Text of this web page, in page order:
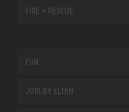
FIRE + RESCUE
FUN
JORI BY ELTEN